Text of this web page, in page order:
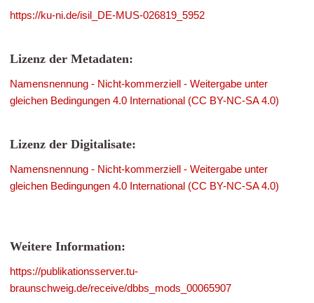
https://ku-ni.de/isil_DE-MUS-026819_5952
Lizenz der Metadaten:
Namensnennung - Nicht-kommerziell - Weitergabe unter
gleichen Bedingungen 4.0 International (CC BY-NC-SA 4.0)
Lizenz der Digitalisate:
Namensnennung - Nicht-kommerziell - Weitergabe unter
gleichen Bedingungen 4.0 International (CC BY-NC-SA 4.0)
Weitere Information:
https://publikationsserver.tu-
braunschweig.de/receive/dbbs_mods_00065907